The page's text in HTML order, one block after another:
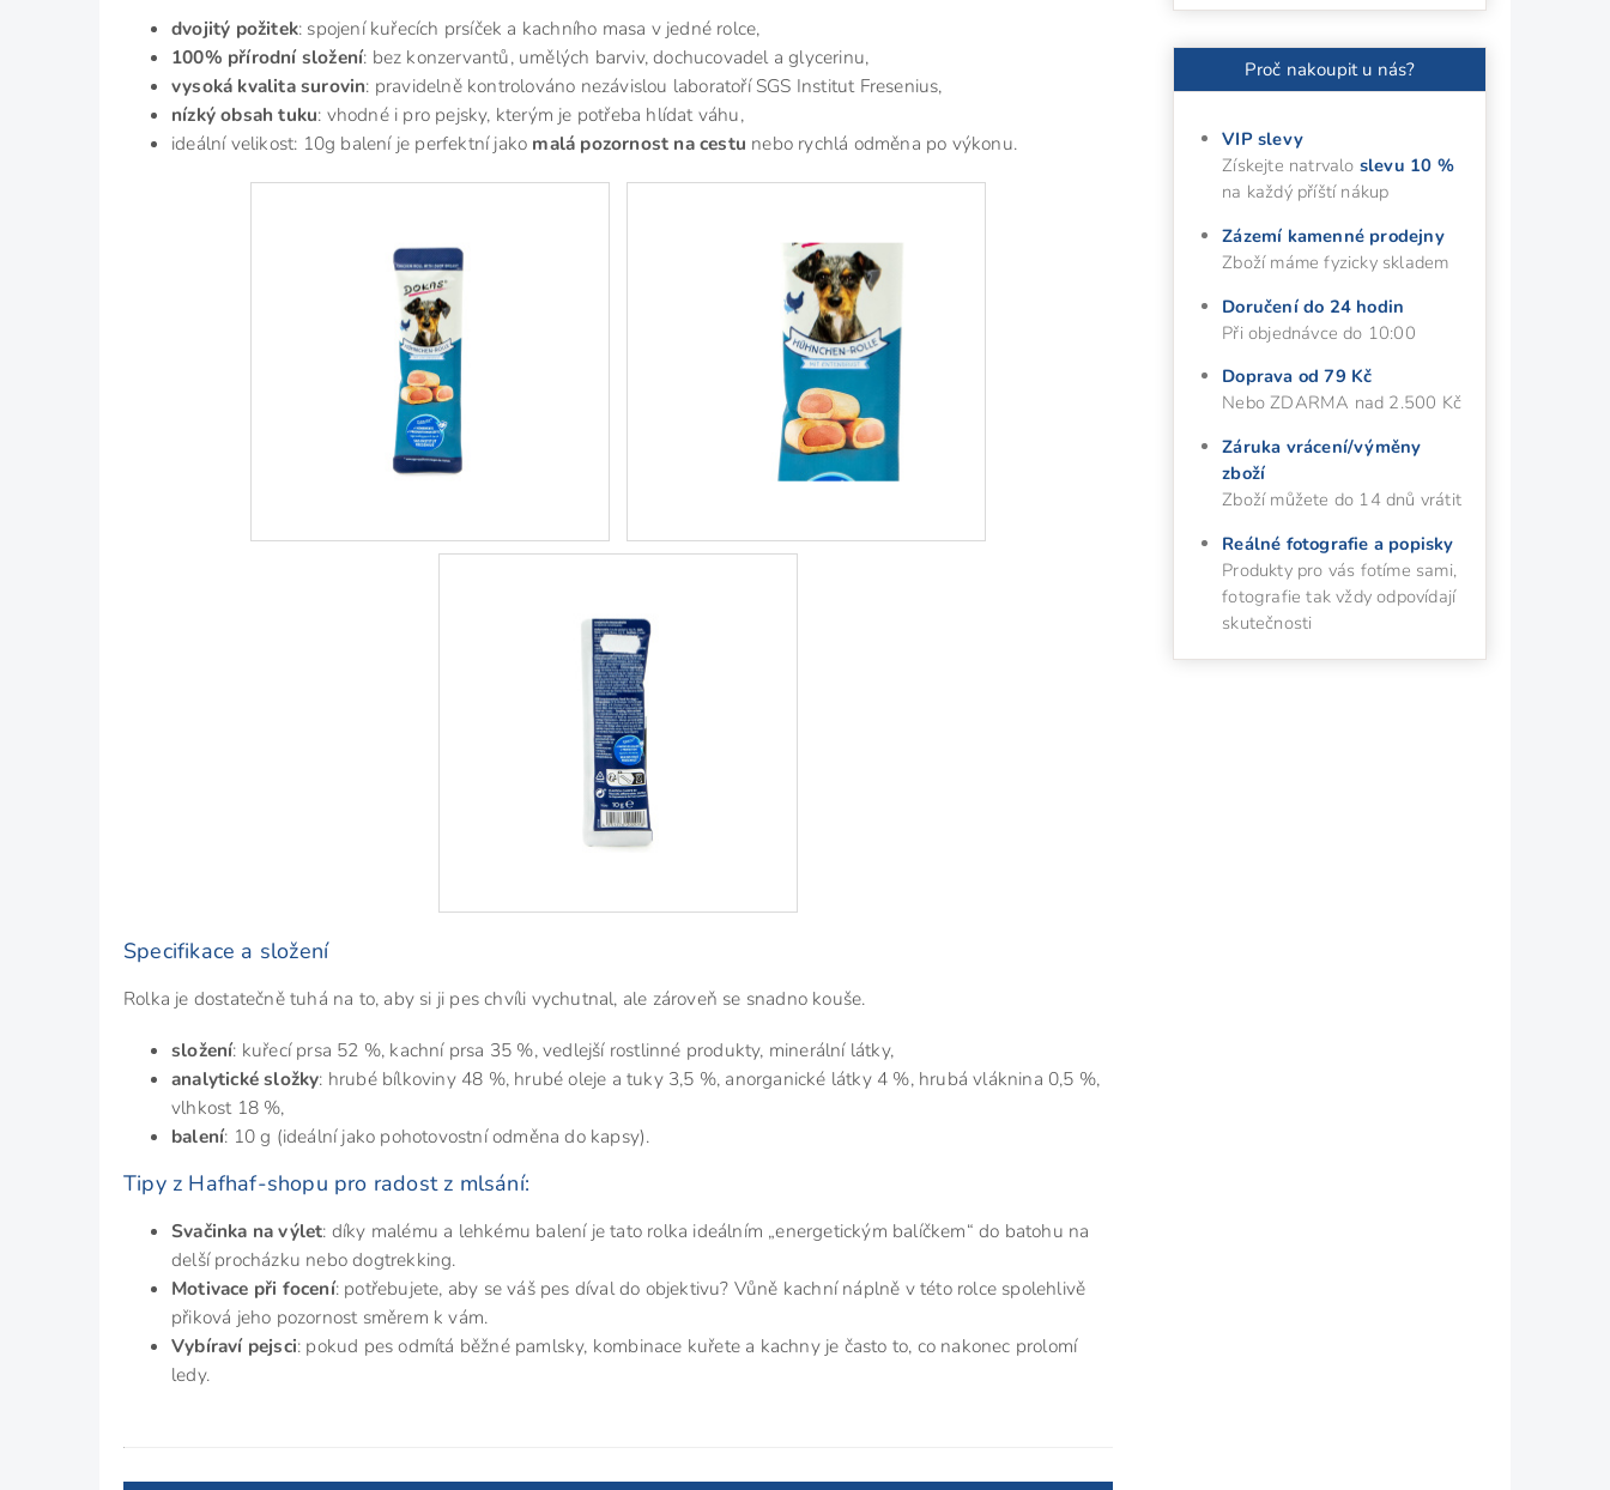
dvojitý požitek: spojení kuřecích prsíček a kachního masa v jedné rolce,
100% přírodní složení: bez konzervantů, umělých barviv, dochucovadel a glycerinu,
vysoká kvalita surovin: pravidelně kontrolováno nezávislou laboratoří SGS Institut Fresenius,
nízký obsah tuku: vhodné i pro pejsky, kterým je potřeba hlídat váhu,
ideální velikost: 10g balení je perfektní jako malá pozornost na cestu nebo rychlá odměna po výkonu.
Specifikace a složení
Rolka je dostatečně tuhá na to, aby si ji pes chvíli vychutnal, ale zároveň se snadno kouše.
složení: kuřecí prsa 52 %, kachní prsa 35 %, vedlejší rostlinné produkty, minerální látky,
analytické složky: hrubé bílkoviny 48 %, hrubé oleje a tuky 3,5 %, anorganické látky 4 %, hrubá vláknina 0,5 %,
vlhkost 18 %,
balení: 10 g (ideální jako pohotovostní odměna do kapsy).
Tipy z Hafhaf-shopu pro radost z mlsání:
Svačinka na výlet: díky malému a lehkému balení je tato rolka ideálním „energetickým balíčkem“ do batohu na
delší procházku nebo dogtrekking.
Motivace při focení: potřebujete, aby se váš pes díval do objektivu? Vůně kachní náplně v této rolce spolehlivě
přiková jeho pozornost směrem k vám.
Vybíraví pejsci: pokud pes odmítá běžné pamlsky, kombinace kuřete a kachny je často to, co nakonec prolomí
ledy.
Proč nakoupit u nás?
VIP slevy
Získejte natrvalo slevu 10 %
na každý příští nákup
Zázemí kamenné prodejny
Zboží máme fyzicky skladem
Doručení do 24 hodin
Při objednávce do 10:00
Doprava od 79 Kč
Nebo ZDARMA nad 2.500 Kč
Záruka vrácení/výměny
zboží
Zboží můžete do 14 dnů vrátit
Reálné fotografie a popisky
Produkty pro vás fotíme sami,
fotografie tak vždy odpovídají
skutečnosti